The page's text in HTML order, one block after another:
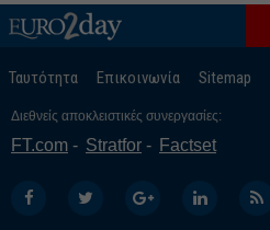
Ταυτότητα Επικοινωνία Sitemap
Διεθνείς αποκλειστικές συνεργασίες:
FT.com Stratfor Factset